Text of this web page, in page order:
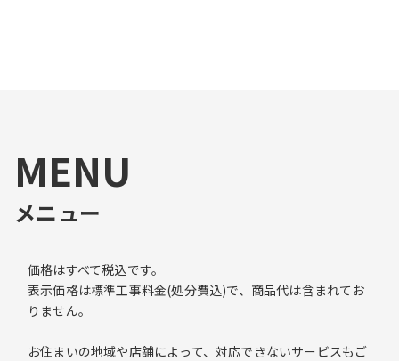
MENU
メニュー
価格はすべて税込です。
表示価格は標準工事料金(処分費込)で、商品代は含まれてお
りません。
お住まいの地域や店舗によって、対応できないサービスもご